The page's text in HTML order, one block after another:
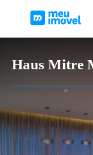
Haus Mitre